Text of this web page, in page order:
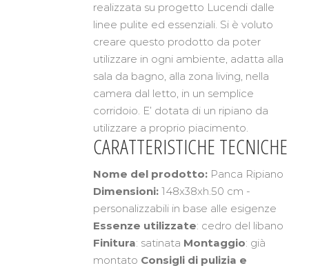
realizzata su progetto Lucendi dalle
linee pulite ed essenziali. Si è voluto
creare questo prodotto da poter
utilizzare in ogni ambiente, adatta alla
sala da bagno, alla zona living, nella
camera dal letto, in un semplice
corridoio. E’ dotata di un ripiano da
utilizzare a proprio piacimento.
CARATTERISTICHE TECNICHE
Nome del prodotto:Panca Ripiano
Dimensioni:148x38xh.50 cm -
personalizzabili in base alle esigenze
Essenze utilizzate: cedro del libano
Finitura: satinata Montaggio: già
montato Consigli di pulizia e